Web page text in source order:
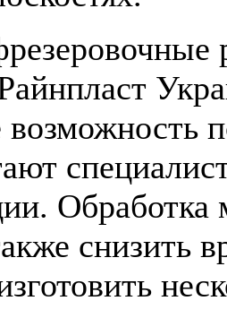
Обработка
снизить